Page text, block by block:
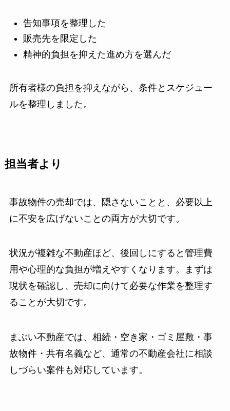
告知事項を整理した
販売先を限定した
精神的負担を抑えた進め方を選んだ
所有者様の負担を抑えながら、条件とスケジュー
ルを整理しました。
担当者より
事故物件の売却では、隠さないことと、必要以上
に不安を広げないことの両方が大切です。
状況が複雑な不動産ほど、後回しにすると管理費
用や心理的な負担が増えやすくなります。まずは
現状を確認し、売却に向けて必要な作業を整理す
ることが大切です。
まぶい不動産では、相続・空き家・ゴミ屋敷・事
故物件・共有名義など、通常の不動産会社に相談
しづらい案件も対応しています。